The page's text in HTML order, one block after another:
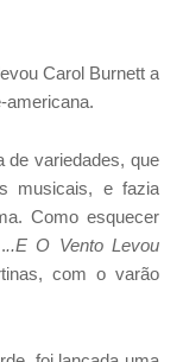
Carol Burnett a
americana.
variedades, que
musicais, e fazia
Como esquecer
..E O Vento Levou
com o varão